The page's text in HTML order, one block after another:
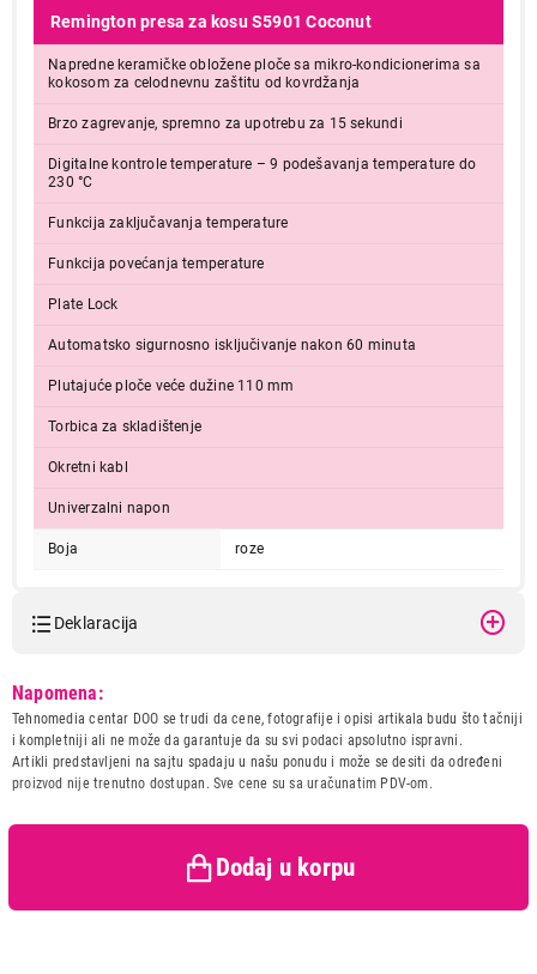
Remington presa za kosu S5901 Coconut
Napredne keramičke obložene ploče sa mikro-kondicionerima sa
kokosom za celodnevnu zaštitu od kovrdžanja
Brzo zagrevanje, spremno za upotrebu za 15 sekundi
Digitalne kontrole temperature – 9 podešavanja temperature do
230 °C
Funkcija zaključavanja temperature
Funkcija povećanja temperature
Plate Lock
Automatsko sigurnosno isključivanje nakon 60 minuta
Plutajuće ploče veće dužine 110 mm
Torbica za skladištenje
Okretni kabl
Univerzalni napon
Boja roze
Deklaracija
Naziv i vrsta robe:
PRESA ZA KOSU
Uvoznik:
DTM Company doo
Zemlja porekla:
KINA
kupaca po osnovu zakona o
Napomena:
Tehnomedia centar DOO se trudi da cene, fotografije i opisi artikala budu što tačniji
i kompletniji ali ne može da garantuje da su svi podaci apsolutno ispravni.
Artikli predstavljeni na sajtu spadaju u našu ponudu i može se desiti da određeni
proizvod nije trenutno dostupan. Sve cene su sa uračunatim PDV-om.
Dodaj u korpu
7.499,00
PRESE ZA KOSU
REMINGTON S5901 Coconut
Ukupno u korpi:0,00